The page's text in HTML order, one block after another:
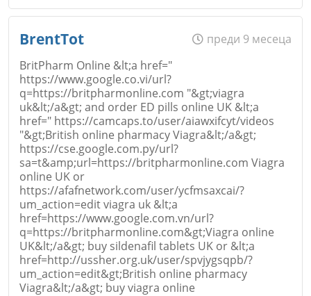
Откажи
Коментар*
Откажи
Email
Коментар
BrentTot
преди 9 месеца
BritPharm Online &lt;a href="
https://www.google.co.vi/url?
q=https://britpharmonline.com "&gt;viagra
uk&lt;/a&gt; and order ED pills online UK &lt;a
href=" https://camcaps.to/user/aiawxifcyt/videos
"&gt;British online pharmacy Viagra&lt;/a&gt;
https://cse.google.com.py/url?
sa=t&amp;url=https://britpharmonline.com Viagra
online UK or
https://afafnetwork.com/user/ycfmsaxcai/?
um_action=edit viagra uk &lt;a
href=https://www.google.com.vn/url?
q=https://britpharmonline.com&gt;Viagra online
UK&lt;/a&gt; buy sildenafil tablets UK or &lt;a
href=http://ussher.org.uk/user/spvjygsqpb/?
um_action=edit&gt;British online pharmacy
Viagra&lt;/a&gt; buy viagra online